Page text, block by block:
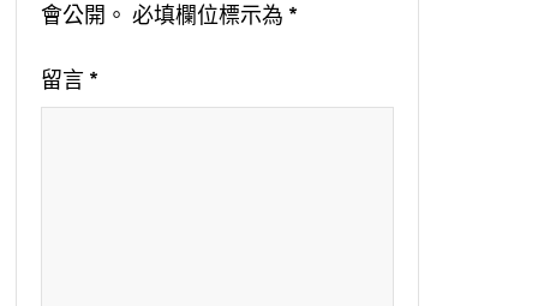
會公開。 必填欄位標示為 *
留言 *